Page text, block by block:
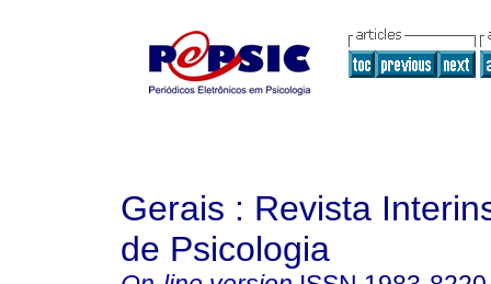
Gerais : Revista
de Psicologia